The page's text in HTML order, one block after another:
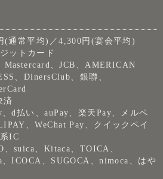
(通常平均)／4,300円(宴会平均)
ットカード
Mastercard、JCB、AMERICAN
、DinersClub、銀聯、
済
、d払い、auPay、楽天Pay、メルペ
、WeChat Pay、クイックペイ
IC
、suica、Kitaca、TOICA、
、ICOCA、SUGOCA、nimoca、はや